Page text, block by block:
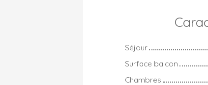
Séjour
Surface balcon
Chambres